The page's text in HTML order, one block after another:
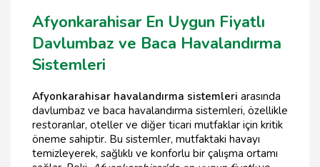
Afyonkarahisar En Uygun Fiyatlı
Davlumbaz ve Baca Havalandırma
Sistemleri
Afyonkarahisar havalandırma sistemleri arasında
davlumbaz ve baca havalandırma sistemleri, özellikle
restoranlar, oteller ve diğer ticari mutfaklar için kritik
öneme sahiptir. Bu sistemler, mutfaktaki havayı
temizleyerek, sağlıklı ve konforlu bir çalışma ortamı